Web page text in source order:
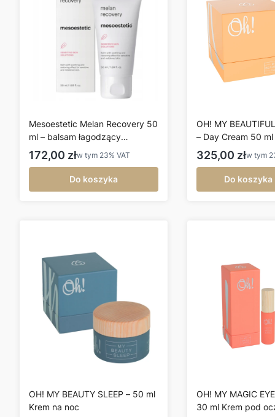
Mesoestetic Melan Recovery 50
ml – balsam łagodzący
podrażnienia
Cena brutto
172,00 złw tym 23% VAT
Do koszyka
OH! MY
– Day Cream 50 ml
Cena brutto
325,00 złw tym
Do koszyka
OH! MY BEAUTY SLEEP – 50 ml
Krem na noc
OH! MY MAGIC
30 ml Krem pod